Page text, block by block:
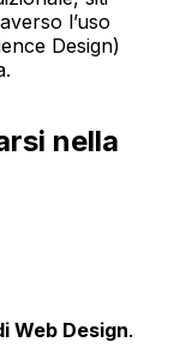
l’uso
Design)
nella
Web Design.